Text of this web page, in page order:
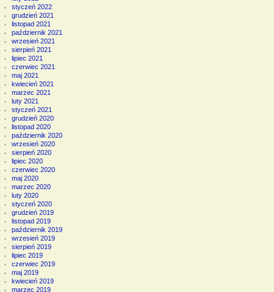
styczeń 2022
grudzień 2021
listopad 2021
październik 2021
wrzesień 2021
sierpień 2021
lipiec 2021
czerwiec 2021
maj 2021
kwiecień 2021
marzec 2021
luty 2021
styczeń 2021
grudzień 2020
listopad 2020
październik 2020
wrzesień 2020
sierpień 2020
lipiec 2020
czerwiec 2020
maj 2020
marzec 2020
luty 2020
styczeń 2020
grudzień 2019
listopad 2019
październik 2019
wrzesień 2019
sierpień 2019
lipiec 2019
czerwiec 2019
maj 2019
kwiecień 2019
marzec 2019